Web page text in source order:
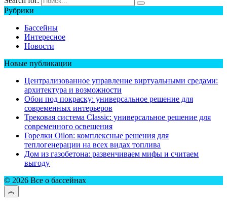
Рубрики
Бассейны
Интересное
Новости
Новые публикации
Централизованное управление виртуальными средами:
архитектура и возможности
Обои под покраску: универсальное решение для
современных интерьеров
Трековая система Classic: универсальное решение для
современного освещения
Горелки Oilon: комплексные решения для
теплогенерации на всех видах топлива
Дом из газобетона: развенчиваем мифы и считаем
выгоду
© 2026 Все о бассейнах